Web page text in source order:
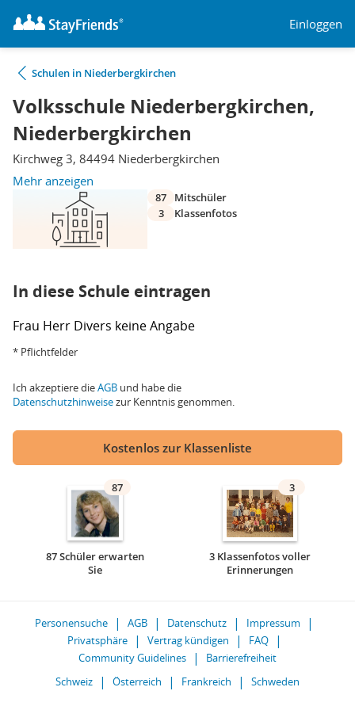
Einloggen
Schulen in Niederbergkirchen
Volksschule Niederbergkirchen,
Niederbergkirchen
Kirchweg 3, 84494 Niederbergkirchen
Mehr anzeigen
87
Mitschüler
3
Klassenfotos
In diese Schule eintragen
Frau Herr Divers keine Angabe
* Pflichtfelder
Ich akzeptiere dieAGB und habe die
Datenschutzhinweisezur Kenntnis genommen.
Kostenlos zur Klassenliste
87
87 Schüler erwarten
Sie
3
3 Klassenfotos voller
Erinnerungen
Personensuche AGB Datenschutz
Impressum
Privatsphäre
Vertrag kündigen
FAQ
Community Guidelines
Barrierefreiheit
Schweiz
Österreich Frankreich Schweden